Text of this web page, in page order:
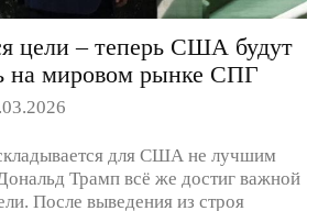
цели – теперь США будут
на мировом рынке СПГ
для США не лучшим
Трамп всё же достиг важной
После выведения из строя